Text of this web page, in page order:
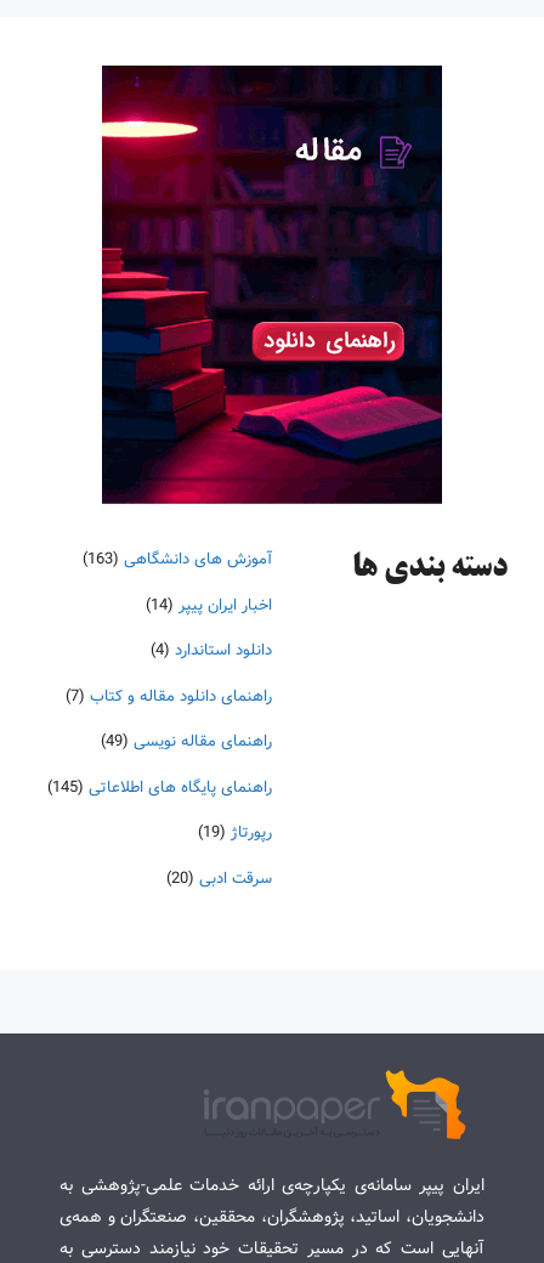
دسته‌ بندی ها آموزش های دانشگاهی (163)
اخبار ایران پیپر (14)
دانلود استاندارد (4)
راهنمای دانلود مقاله و کتاب (7)
راهنمای مقاله نویسی (49)
راهنمای پایگاه های اطلاعاتی (145)
رپورتاژ (19)
سرقت ادبی (20)
ایران پیپر سامانه‌ی یکپارچه‌ی ارائه خدمات علمی-پژوهشی به
دانشجویان، اساتید، پژوهشگران، محققین، صنعتگران و همه‌ی
آنهایی است که در مسیر تحقیقات خود نیازمند دسترسی به